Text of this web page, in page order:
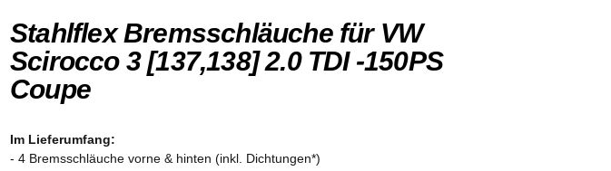
Stahlflex Bremsschläuche für VW
Scirocco 3 [137,138] 2.0 TDI -150PS
Coupe
Im Lieferumfang:
- 4 Bremsschläuche vorne & hinten (inkl. Dichtungen*)